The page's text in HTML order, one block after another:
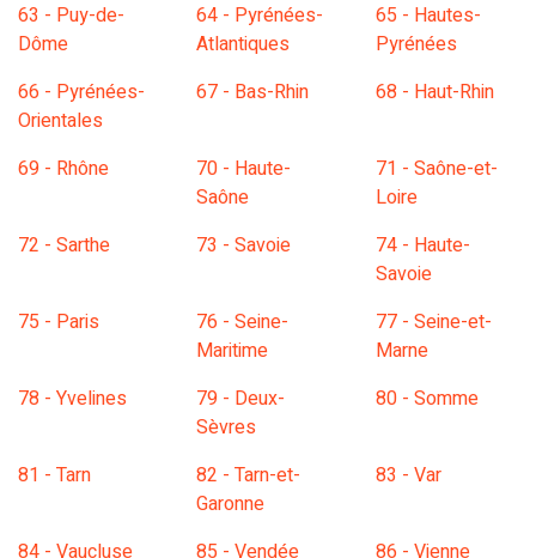
63 - Puy-de-
Dôme
64 - Pyrénées-
Atlantiques
65 - Hautes-
Pyrénées
66 - Pyrénées-
Orientales
67 - Bas-Rhin 68 - Haut-Rhin
69 - Rhône
70 - Haute-
Saône
71 - Saône-et-
Loire
72 - Sarthe
73 - Savoie
74 - Haute-
Savoie
75 - Paris
76 - Seine-
Maritime
77 - Seine-et-
Marne
78 - Yvelines
79 - Deux-
Sèvres
80 - Somme
81 - Tarn
82 - Tarn-et-
Garonne
83 - Var